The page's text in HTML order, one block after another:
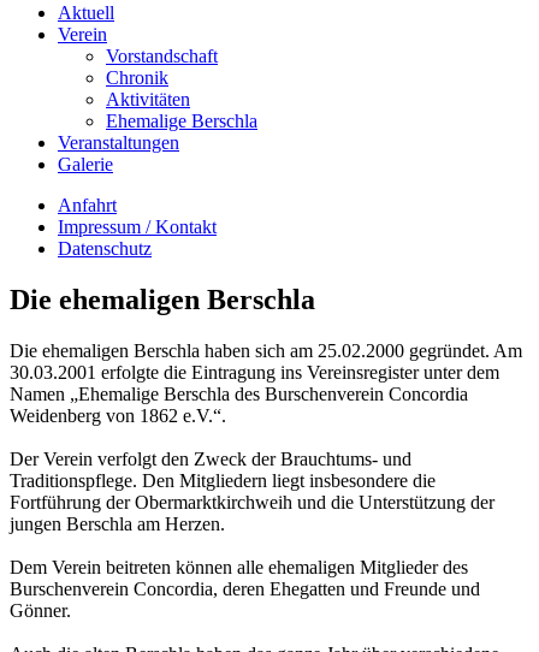
Aktuell
Verein
Vorstandschaft
Chronik
Aktivitäten
Ehemalige Berschla
Veranstaltungen
Galerie
Anfahrt
Impressum / Kontakt
Datenschutz
Die ehemaligen Berschla
Die ehemaligen Berschla haben sich am 25.02.2000 gegründet. Am
30.03.2001 erfolgte die Eintragung ins Vereinsregister unter dem
Namen „Ehemalige Berschla des Burschenverein Concordia
Weidenberg von 1862 e.V.“.
Der Verein verfolgt den Zweck der Brauchtums- und
Traditionspflege. Den Mitgliedern liegt insbesondere die
Fortführung der Obermarktkirchweih und die Unterstützung der
jungen Berschla am Herzen.
Dem Verein beitreten können alle ehemaligen Mitglieder des
Burschenverein Concordia, deren Ehegatten und Freunde und
Gönner.